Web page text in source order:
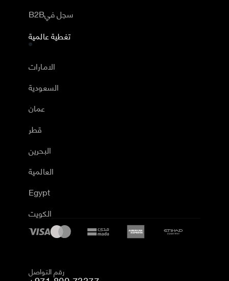
B2Bسجل في
تغطية عالمية
الامارات
السعودية
عمان
قطر
البحرين
العالمية
Egypt
الكويت
رقم التواصل